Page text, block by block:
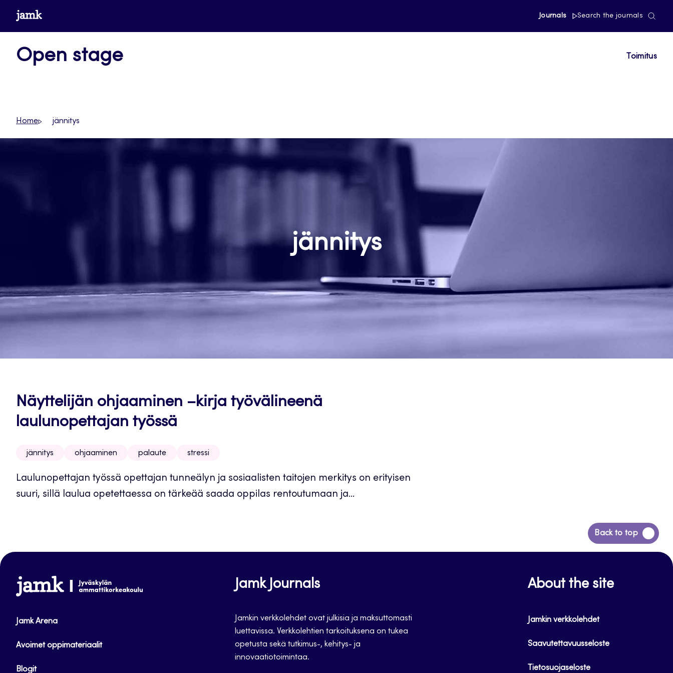
Siirrywww.jamk.fi Journals Search the journals
Open stage Toimitus
Home jännitys
jännitys
Näyttelijän ohjaaminen –kirja työvälineenä
laulunopettajan työssä
jännitys ohjaaminen palaute stressi
Laulunopettajan työssä opettajan tunneälyn ja sosiaalisten taitojen merkitys on erityisen
suuri, sillä laulua opetettaessa on tärkeää saada oppilas rentoutumaan ja...
Back to top
Siirry
takaisin
www.jamk.fi
Jamk Arena
Avoimet oppimateriaalit
Blogit
Jamk Journals
Jamkin verkkolehdet ovat julkisia ja maksuttomasti
luettavissa. Verkkolehtien tarkoituksena on tukea
opetusta sekä tutkimus-, kehitys- ja
innovaatiotoimintaa.
About the site
Jamkin verkkolehdet
Saavutettavuusseloste
Tietosuojaseloste